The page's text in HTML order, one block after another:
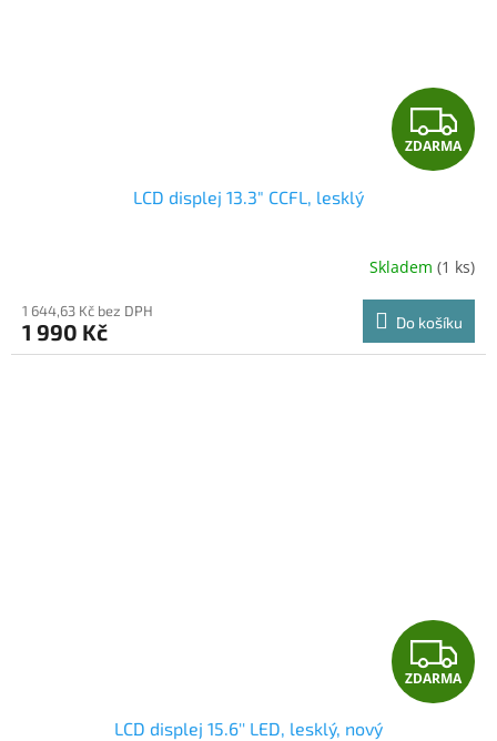
Z
D
R
M
A
ZDARMA
LCD displej 13.3" CCFL, lesklý
Skladem (1 ks)
1 644,63 Kč bez DPH
1 990 Kč Do košíku
Z
D
ZDARMA
LCD displej 15.6'' LED, lesklý, nový